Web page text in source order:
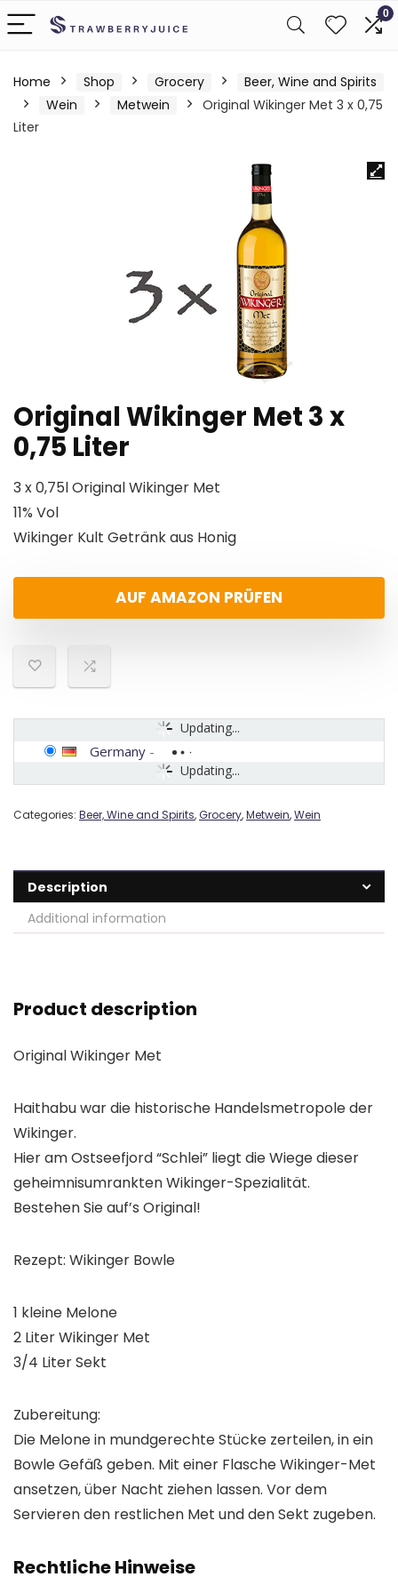
0
Home Shop Grocery
Beer, Wine and Spirits
Wein
Metwein
Original Wikinger Met 3 x 0,75
Liter
Original Wikinger Met 3 x
0,75 Liter
3 x 0,75l Original Wikinger Met
11% Vol
Wikinger Kult Getränk aus Honig
AUF AMAZON PRÜFEN
Updating...
Updating...
Germany -
Categories: Beer, Wine and Spirits,Grocery,Metwein,Wein
Description
Additional information
Product description
Original Wikinger Met
Haithabu war die historische Handelsmetropole der
Wikinger.
Hier am Ostseefjord “Schlei” liegt die Wiege dieser
geheimnisumrankten Wikinger-Spezialität.
Bestehen Sie auf’s Original!
Rezept: Wikinger Bowle
1 kleine Melone
2 Liter Wikinger Met
3/4 Liter Sekt
Zubereitung:
Die Melone in mundgerechte Stücke zerteilen, in ein
Bowle Gefäß geben. Mit einer Flasche Wikinger-Met
ansetzen, über Nacht ziehen lassen. Vor dem
Servieren den restlichen Met und den Sekt zugeben.
Rechtliche Hinweise